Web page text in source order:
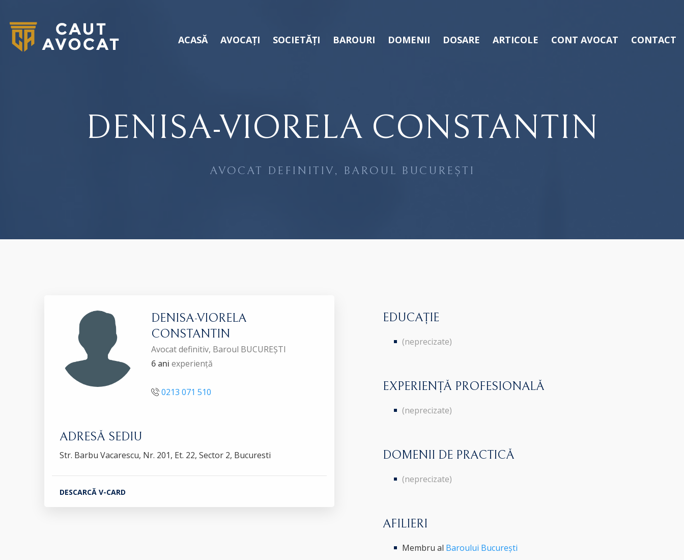
ACASĂ AVOCAȚI SOCIETĂȚI BAROURI DOMENII DOSARE ARTICOLE CONT AVOCAT CONTACT
DENISA-VIORELA CONSTANTIN
AVOCAT DEFINITIV, BAROUL BUCUREȘTI
DENISA-VIORELA
CONSTANTIN
Avocat definitiv, Baroul BUCUREȘTI
6 ani experiență
0213 071 510
ADRESĂ SEDIU
Str. Barbu Vacarescu, Nr. 201, Et. 22, Sector 2, Bucuresti
DESCARCĂ V-CARD
EDUCAȚIE
(neprecizate)
EXPERIENȚĂ PROFESIONALĂ
(neprecizate)
DOMENII DE PRACTICĂ
(neprecizate)
AFILIERI
Membru al Baroului București